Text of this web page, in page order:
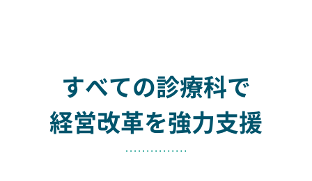
すべての診療科で
経営改革を強力支援